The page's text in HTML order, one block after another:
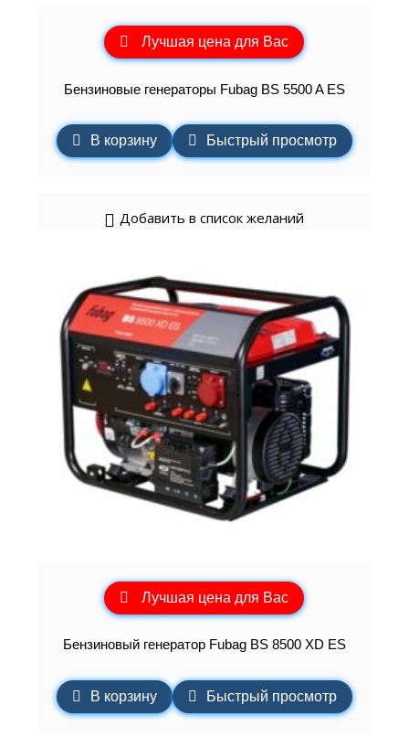
Лучшая цена для Вас
Бензиновые генераторы Fubag BS 5500 A ES
В корзину Быстрый просмотр
Добавить в список желаний
Лучшая цена для Вас
Бензиновый генератор Fubag BS 8500 XD ES
В корзину Быстрый просмотр